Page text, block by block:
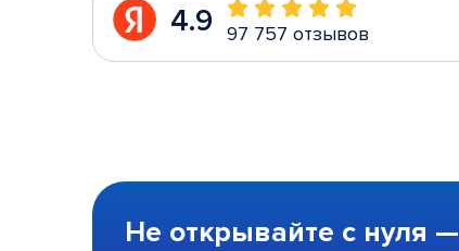
4.9 97 757 отзывов
Не открывайте с нуля —